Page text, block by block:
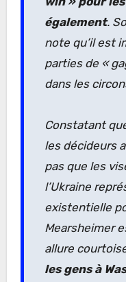
également.
note qu’il est
parties de «
dans les
Constatant
les décideurs
pas que les
l’Ukraine
existentielle
Mearsheimer
allure
les gens à